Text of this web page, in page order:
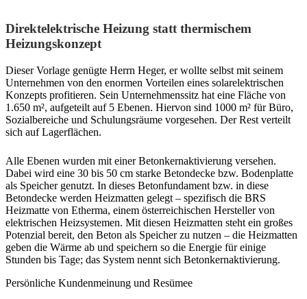
Direktelektrische Heizung statt thermischem
Heizungskonzept
Dieser Vorlage genügte Herrn Heger, er wollte selbst mit seinem
Unternehmen von den enormen Vorteilen eines solarelektrischen
Konzepts profitieren. Sein Unternehmenssitz hat eine Fläche von
1.650 m², aufgeteilt auf 5 Ebenen. Hiervon sind 1000 m² für Büro,
Sozialbereiche und Schulungsräume vorgesehen. Der Rest verteilt
sich auf Lagerflächen.
Alle Ebenen wurden mit einer Betonkernaktivierung versehen.
Dabei wird eine 30 bis 50 cm starke Betondecke bzw. Bodenplatte
als Speicher genutzt. In dieses Betonfundament bzw. in diese
Betondecke werden Heizmatten gelegt – spezifisch die BRS
Heizmatte von Etherma, einem österreichischen Hersteller von
elektrischen Heizsystemen. Mit diesen Heizmatten steht ein großes
Potenzial bereit, den Beton als Speicher zu nutzen – die Heizmatten
geben die Wärme ab und speichern so die Energie für einige
Stunden bis Tage; das System nennt sich Betonkernaktivierung.
Persönliche Kundenmeinung und Resümee